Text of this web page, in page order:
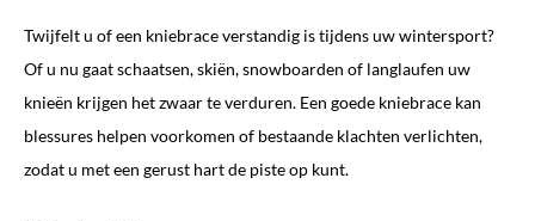
Twijfelt u of een kniebrace verstandig is tijdens uw wintersport?
Of u nu gaat schaatsen, skiën, snowboarden of langlaufen uw
knieën krijgen het zwaar te verduren. Een goede kniebrace kan
blessures helpen voorkomen of bestaande klachten verlichten,
zodat u met een gerust hart de piste op kunt.